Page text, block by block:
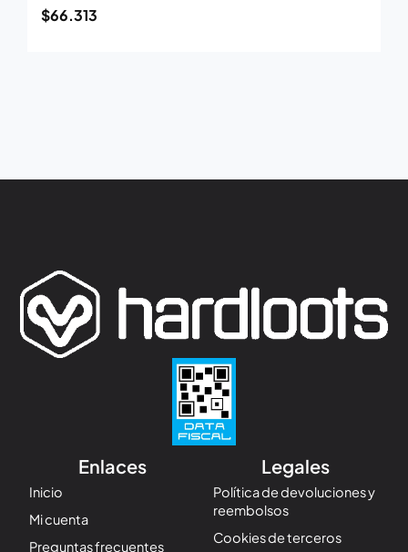
$66.313
Enlaces
Inicio
Mi cuenta
Preguntas frecuentes
Legales
Política de devoluciones y
reembolsos
Cookies de terceros